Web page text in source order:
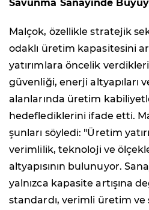
Savunma Sanayinde
Malçok, özellikle stratejik
odaklı üretim kapasitesini
yatırımlara öncelik
güvenliği, enerji altyapıları
alanlarında üretim
hedeflediklerini ifade etti.
şunları söyledi: "Üretim
verimlilik, teknoloji ve
altyapısının bulunuyor.
yalnızca kapasite artışına
standardı, verimli üretim